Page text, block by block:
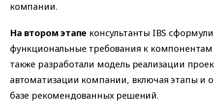
компании.
На втором этапе консультанты IBS
функциональные требования к
также разработали модель реализации
автоматизации компании, включая этапы и
базе рекомендованных решений.